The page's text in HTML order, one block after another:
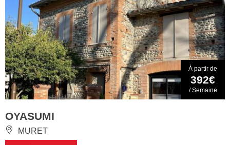
À partir de
392€
/ Semaine
OYASUMI
MURET